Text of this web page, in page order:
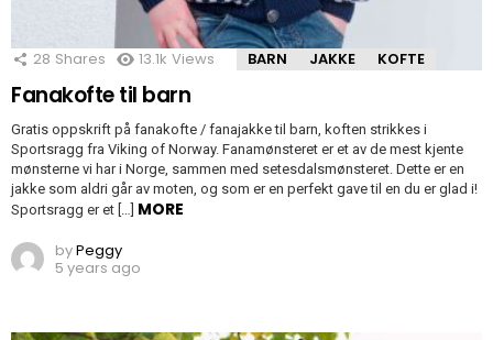
28 Shares 13.1k Views BARN JAKKE KOFTE
Fanakofte til barn
Gratis oppskrift på fanakofte / fanajakke til barn, koften strikkes i
Sportsragg fra Viking of Norway. Fanamønsteret er et av de mest kjente
mønsterne vi har i Norge, sammen med setesdalsmønsteret. Dette er en
jakke som aldri går av moten, og som er en perfekt gave til en du er glad i!
Sportsragg er et […] MORE
byPeggy
5 years ago